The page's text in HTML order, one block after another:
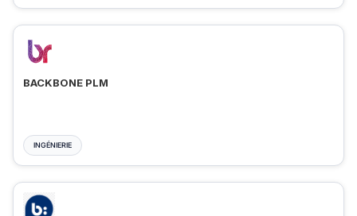
BACKBONE PLM
INGÉNIERIE